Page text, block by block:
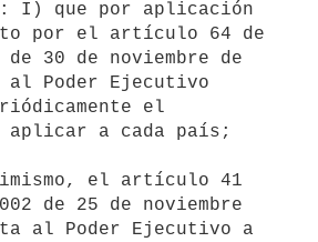
por el artículo 64 de
30 de noviembre de
al Poder Ejecutivo
el
aplicar a cada país;
de 25 de noviembre
al Poder Ejecutivo a